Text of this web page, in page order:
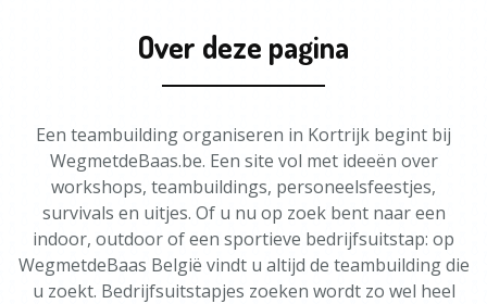
Over deze pagina
Een teambuilding organiseren in Kortrijk begint bij
WegmetdeBaas.be. Een site vol met ideeën over
workshops, teambuildings, personeelsfeestjes,
survivals en uitjes. Of u nu op zoek bent naar een
indoor, outdoor of een sportieve bedrijfsuitstap: op
WegmetdeBaas België vindt u altijd de teambuilding die
u zoekt. Bedrijfsuitstapjes zoeken wordt zo wel heel